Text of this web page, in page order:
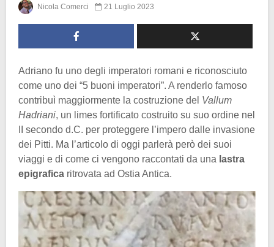
Nicola Comerci 21 Luglio 2023
Adriano fu uno degli imperatori romani e riconosciuto
come uno dei “5 buoni imperatori”. A renderlo famoso
contribuì maggiormente la costruzione del Vallum
Hadriani, un limes fortificato costruito su suo ordine nel
II secondo d.C. per proteggere l’impero dalle invasione
dei Pitti. Ma l’articolo di oggi parlerà però dei suoi
viaggi e di come ci vengono raccontati da una lastra
epigrafica ritrovata ad Ostia Antica.